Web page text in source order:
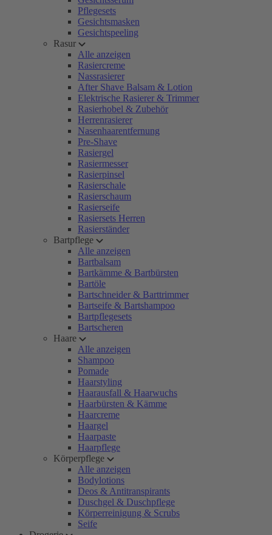
Pflegesets
Gesichtsmasken
Gesichtspeeling
Rasur
Alle anzeigen
Rasiercreme
Nassrasierer
After Shave Balsam & Lotion
Elektrische Rasierer & Trimmer
Rasierhobel & Zubehör
Herrenrasierer
Nasenhaarentfernung
Pre-Shave
Rasiergel
Rasiermesser
Rasierpinsel
Rasierschale
Rasierschaum
Rasierseife
Rasiersets Herren
Rasierständer
Bartpflege
Alle anzeigen
Bartbalsam
Bartkämme & Bartbürsten
Bartöle
Bartschneider & Barttrimmer
Bartseife & Bartshampoo
Bartpflegesets
Bartscheren
Haare
Alle anzeigen
Shampoo
Pomade
Haarstyling
Haarausfall & Haarwuchs
Haarbürsten & Kämme
Haarcreme
Haargel
Haarpaste
Haarpflege
Körperpflege
Alle anzeigen
Bodylotions
Deos & Antitranspirants
Duschgel & Duschpflege
Körperreinigung & Scrubs
Seife